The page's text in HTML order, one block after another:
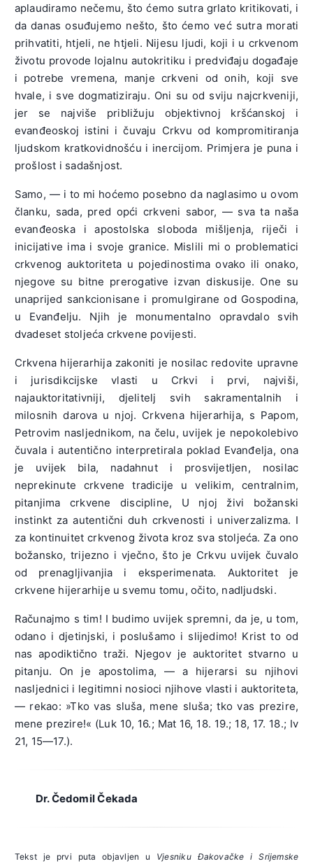
aplaudiramo nečemu, što ćemo sutra grlato kritikovati, i
da danas osuđujemo nešto, što ćemo već sutra morati
prihvatiti, htjeli, ne htjeli. Nijesu ljudi, koji i u crkvenom
životu provode lojalnu autokritiku i predviđaju događaje
i potrebe vremena, manje crkveni od onih, koji sve
hvale, i sve dogmatiziraju. Oni su od sviju najcrkveniji,
jer se najviše približuju objektivnoj kršćanskoj i
evanđeoskoj istini i čuvaju Crkvu od kompromitiranja
ljudskom kratkovidnošću i inercijom. Primjera je puna i
prošlost i sadašnjost.
Samo, — i to mi hoćemo posebno da naglasimo u ovom
članku, sada, pred opći crkveni sabor, — sva ta naša
evanđeoska i apostolska sloboda mišljenja, riječi i
inicijative ima i svoje granice. Mislili mi o problematici
crkvenog auktoriteta u pojedinostima ovako ili onako,
njegove su bitne prerogative izvan diskusije. One su
unaprijed sankcionisane i promulgirane od Gospodina,
u Evanđelju. Njih je monumentalno opravdalo svih
dvadeset stoljeća crkvene povijesti.
Crkvena hijerarhija zakoniti je nosilac redovite upravne
i jurisdikcijske vlasti u Crkvi i prvi, najviši,
najauktoritativniji, djelitelj svih sakramentalnih i
milosnih darova u njoj. Crkvena hijerarhija, s Papom,
Petrovim nasljednikom, na čelu, uvijek je nepokolebivo
čuvala i autentično interpretirala poklad Evanđelja, ona
je uvijek bila, nadahnut i prosvijetljen, nosilac
neprekinute crkvene tradicije u velikim, centralnim,
pitanjima crkvene discipline, U njoj živi božanski
instinkt za autentični duh crkvenosti i univerzalizma. I
za kontinuitet crkvenog života kroz sva stoljeća. Za ono
božansko, trijezno i vječno, što je Crkvu uvijek čuvalo
od prenagljivanjia i eksperimenata. Auktoritet je
crkvene hijerarhije u svemu tomu, očito, nadljudski.
Računajmo s tim! I budimo uvijek spremni, da je, u tom,
odano i djetinjski, i poslušamo i slijedimo! Krist to od
nas apodiktično traži. Njegov je auktoritet stvarno u
pitanju. On je apostolima, — a hijerarsi su njihovi
nasljednici i legitimni nosioci njihove vlasti i auktoriteta,
— rekao: »Tko vas sluša, mene sluša; tko vas prezire,
mene prezire!« (Luk 10, 16.; Mat 16, 18. 19.; 18, 17. 18.; Iv
21, 15—17.).
Dr. Čedomil Čekada
Tekst je prvi puta objavljen u Vjesniku Đakovačke i Srijemske